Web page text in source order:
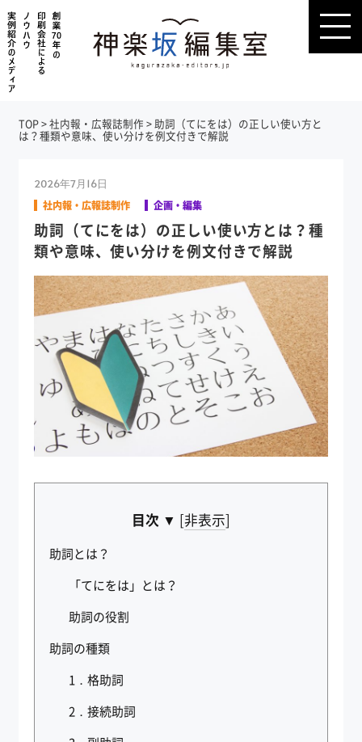
TOP>社内報・広報誌制作 > 助詞（てにをは）の正しい使い方と
は？種類や意味、使い分けを例文付きで解説
2026年7月16日
社内報・広報誌制作 企画・編集
助詞（てにをは）の正しい使い方とは？種
類や意味、使い分けを例文付きで解説
目次 ▼ [非表示]
助詞とは？
「てにをは」とは？
助詞の役割
助詞の種類
1．格助詞
2．接続助詞